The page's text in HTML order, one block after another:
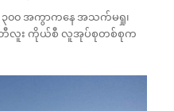
၀၀ အကွာကနေ အသက်မရှု၊
ဘီလူး ကိုယ်စီ လူအုပ်စုတစ်စုက